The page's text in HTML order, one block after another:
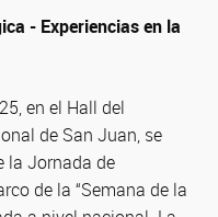
- Experiencias en la
en el Hall del
de San Juan, se
la Jornada de
de la “Semana de la